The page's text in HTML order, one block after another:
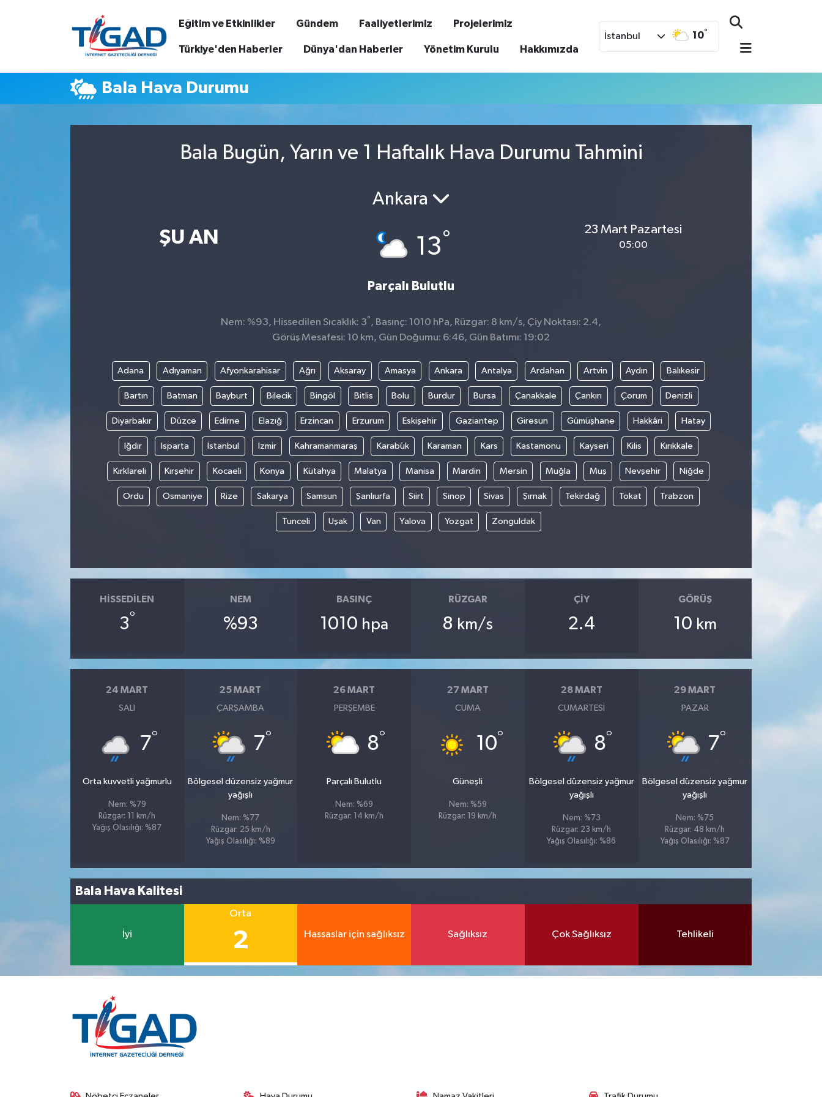
Eğitim ve Etkinlikler Gündem Faaliyetlerimiz Projelerimiz
Türkiye'den Haberler Dünya'dan Haberler Yönetim Kurulu Hakkımızda
İstanbul 10°
Bala Hava Durumu
Bala Bugün, Yarın ve 1 Haftalık Hava Durumu Tahmini
ŞU AN
Ankara
13°
Parçalı Bulutlu
23 Mart Pazartesi
05:00
Nem: %93, Hissedilen Sıcaklık: 3° , Basınç: 1010 hPa, Rüzgar: 8 km/s, Çiy Noktası: 2.4,
Görüş Mesafesi: 10 km, Gün Doğumu: 6:46, Gün Batımı: 19:02
Adana Adıyaman Afyonkarahisar Ağrı Aksaray Amasya Ankara Antalya Ardahan Artvin Aydın Balıkesir
Bartın Batman Bayburt Bilecik Bingöl Bitlis Bolu Burdur Bursa Çanakkale Çankırı Çorum Denizli
Diyarbakır Düzce Edirne Elazığ Erzincan Erzurum Eskişehir Gaziantep Giresun Gümüşhane Hakkâri Hatay
Iğdır Isparta İstanbul İzmir Kahramanmaraş Karabük Karaman Kars Kastamonu Kayseri Kilis Kırıkkale
Kırklareli Kırşehir Kocaeli Konya Kütahya Malatya Manisa Mardin Mersin Muğla Muş Nevşehir Niğde
Ordu Osmaniye Rize Sakarya Samsun Şanlıurfa Siirt Sinop Sivas Şırnak Tekirdağ Tokat Trabzon
Tunceli Uşak Van Yalova Yozgat Zonguldak
HISSEDILEN
3°
NEM
%93
BASINÇ
1010 hpa
RÜZGAR
8 km/s
ÇIY
2.4
GÖRÜŞ
10 km
24 MART
SALI
7°
Orta kuvvetli yağmurlu
Nem: %79
Rüzgar: 11 km/h
Yağış Olasılığı: %87
25 MART
ÇARŞAMBA
7°
Bölgesel düzensiz yağmur
yağışlı
Nem: %77
Rüzgar: 25 km/h
Yağış Olasılığı: %89
26 MART
PERŞEMBE
8°
Parçalı Bulutlu
Nem: %69
Rüzgar: 14 km/h
27 MART
CUMA
10°
Güneşli
Nem: %59
Rüzgar: 19 km/h
28 MART
CUMARTESI
8°
Bölgesel düzensiz yağmur
yağışlı
Nem: %73
Rüzgar: 23 km/h
Yağış Olasılığı: %86
29 MART
PAZAR
7°
Bölgesel düzensiz yağmur
yağışlı
Nem: %75
Rüzgar: 48 km/h
Yağış Olasılığı: %87
Bala Hava Kalitesi
İyi
Orta
2 Hassaslar için sağlıksız Sağlıksız Çok Sağlıksız Tehlikeli
Nöbetçi Eczaneler
Hava Durumu